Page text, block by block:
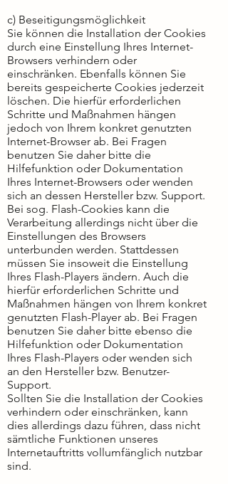
c) Beseitigungsmöglichkeit
Sie können die Installation der Cookies
durch eine Einstellung Ihres Internet-
Browsers verhindern oder
einschränken. Ebenfalls können Sie
bereits gespeicherte Cookies jederzeit
löschen. Die hierfür erforderlichen
Schritte und Maßnahmen hängen
jedoch von Ihrem konkret genutzten
Internet-Browser ab. Bei Fragen
benutzen Sie daher bitte die
Hilfefunktion oder Dokumentation
Ihres Internet-Browsers oder wenden
sich an dessen Hersteller bzw. Support.
Bei sog. Flash-Cookies kann die
Verarbeitung allerdings nicht über die
Einstellungen des Browsers
unterbunden werden. Stattdessen
müssen Sie insoweit die Einstellung
Ihres Flash-Players ändern. Auch die
hierfür erforderlichen Schritte und
Maßnahmen hängen von Ihrem konkret
genutzten Flash-Player ab. Bei Fragen
benutzen Sie daher bitte ebenso die
Hilfefunktion oder Dokumentation
Ihres Flash-Players oder wenden sich
an den Hersteller bzw. Benutzer-
Support.
Sollten Sie die Installation der Cookies
verhindern oder einschränken, kann
dies allerdings dazu führen, dass nicht
sämtliche Funktionen unseres
Internetauftritts vollumfänglich nutzbar
sind.